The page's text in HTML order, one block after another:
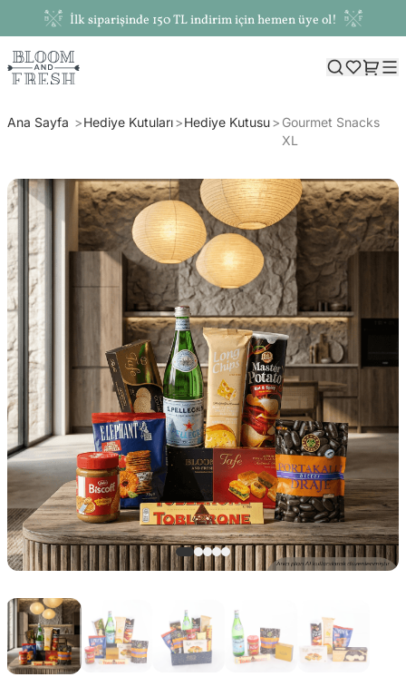
İlk siparişinde 150 TL indirim için hemen üye ol!
Ana Sayfa Hediye Kutuları Hediye Kutusu
Gourmet Snacks
XL